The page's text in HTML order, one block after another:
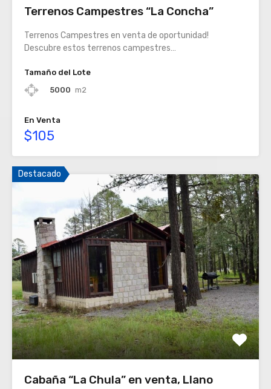
Terrenos Campestres “La Concha”
Terrenos Campestres en venta de oportunidad!
Descubre estos terrenos campestres…
Tamaño del Lote
5000 m2
En Venta
$105
Destacado
Cabaña “La Chula” en venta, Llano